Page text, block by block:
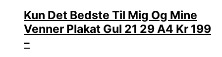
99,00 kr..29,00 kr..
Kun Det Bedste Til Mig Og Mine
Venner Plakat Gul 21 29 A4 Kr 199
–